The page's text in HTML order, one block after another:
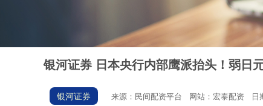
银河证券 日本央行内部鹰派抬头！弱日
银河证券 来源：民间配资平台 网站：宏泰配资 日